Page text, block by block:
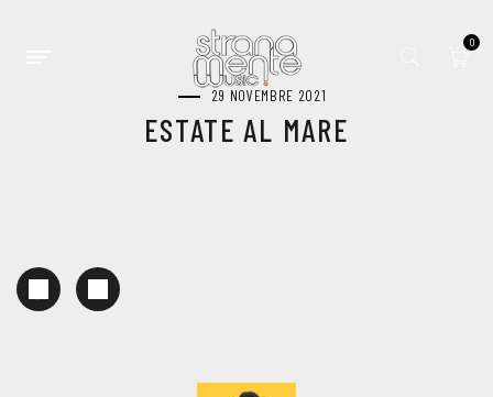
0
29 NOVEMBRE 2021
ESTATE AL MARE